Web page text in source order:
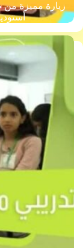
زيارة مميزة